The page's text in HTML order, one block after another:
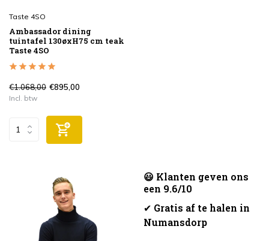
Taste 4SO
Ambassador dining
tuintafel 130øxH75 cm teak
Taste 4SO
€1.068,00 €895,00
Incl. btw
😃 Klanten geven ons
een 9.6/10
✔ Gratis af te halen in
Numansdorp